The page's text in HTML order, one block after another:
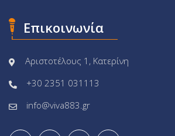
Επικοινωνία
Αριστοτέλους 1, Κατερίνη
+30 2351 031113
info@viva883.gr